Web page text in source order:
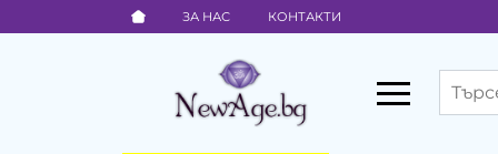
ЗА НАС КОНТАКТИ